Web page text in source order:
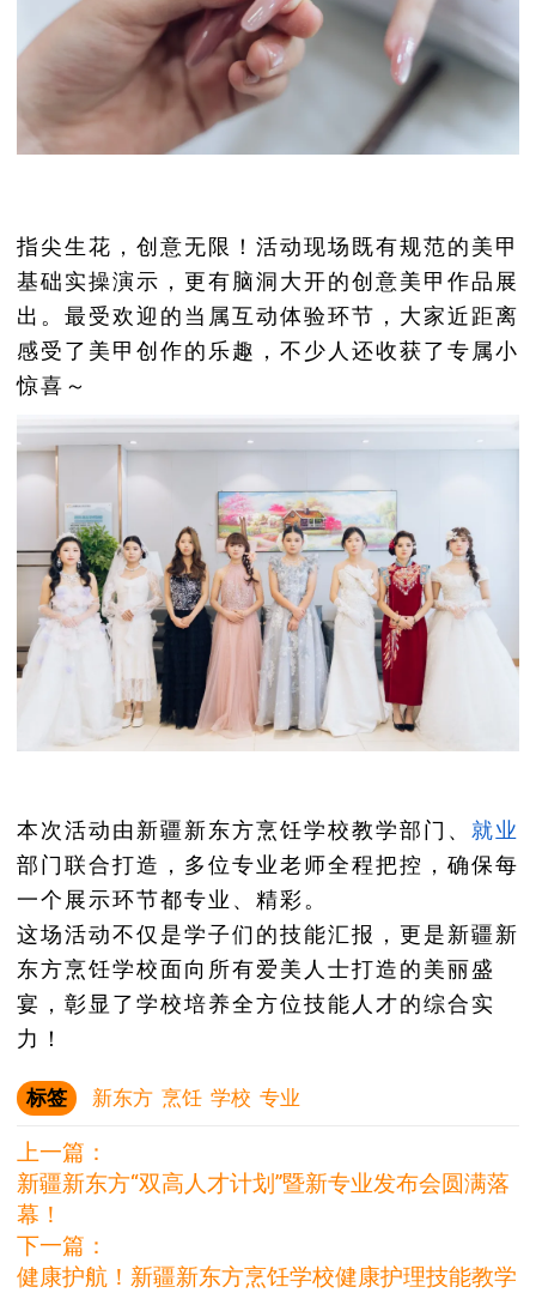
指尖生花，创意无限！活动现场既有规范的美甲
基础实操演示，更有脑洞大开的创意美甲作品展
出。最受欢迎的当属互动体验环节，大家近距离
感受了美甲创作的乐趣，不少人还收获了专属小
惊喜～
本次活动由新疆新东方烹饪学校教学部门、 就业
部门联合打造，多位专业老师全程把控，确保每
一个展示环节都专业、精彩。
这场活动不仅是学子们的技能汇报，更是新疆新
东方烹饪学校面向所有爱美人士打造的美丽盛
宴，彰显了学校培养全方位技能人才的综合实
力！
标签 新东方 烹饪 学校 专业
上一篇：
新疆新东方“双高人才计划”暨新专业发布会圆满落
幕！
下一篇：
健康护航！新疆新东方烹饪学校健康护理技能教学